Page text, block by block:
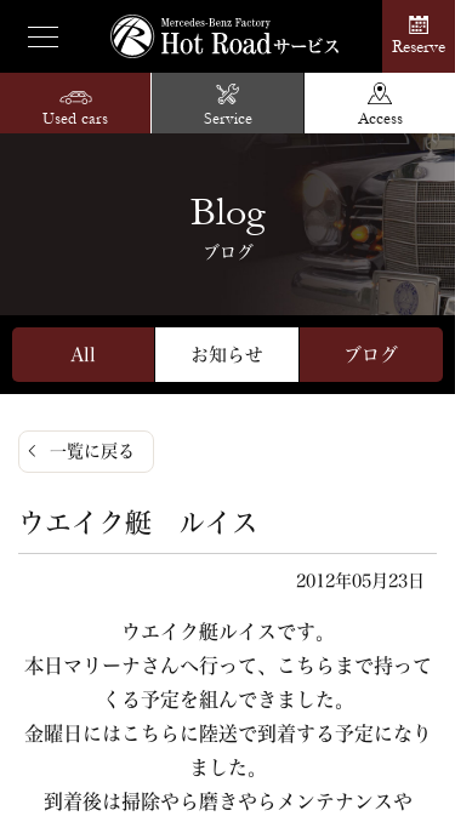
Reserve
Used cars Service Access
Blog
ブログ
All お知らせ ブログ
一覧に戻る
ウエイク艇 ルイス
2012年05月23日
ウエイク艇ルイスです。
本日マリーナさんへ行って、こちらまで持って
くる予定を組んできました。
金曜日にはこちらに陸送で到着する予定になり
ました。
到着後は掃除やら磨きやらメンテナンスや